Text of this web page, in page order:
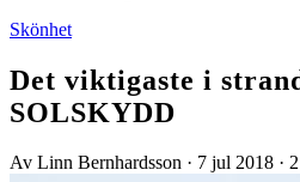
Skönhet
Det viktigaste i
SOLSKYDD
Av Linn Bernhardsson · 7 jul 2018 ·